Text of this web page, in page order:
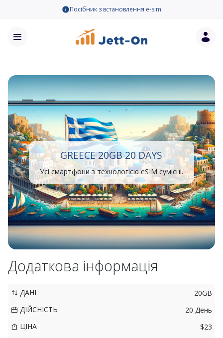
Посібник з встановлення e-sim
GREECE 20GB 20 DAYS
Усі смартфони з технологією eSIM сумісні.
Додаткова інформація
ДАНІ
20GB
ДІЙСНІСТЬ
20 День
ЦІНА
$23